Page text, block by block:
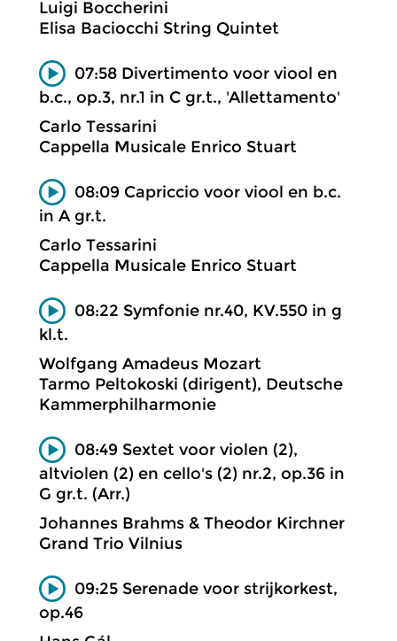
Luigi Boccherini
Elisa Baciocchi String Quintet
07:58 Divertimento voor viool en
b.c., op.3, nr.1 in C gr.t., 'Allettamento'
Carlo Tessarini
Cappella Musicale Enrico Stuart
08:09 Capriccio voor viool en b.c.
in A gr.t.
Carlo Tessarini
Cappella Musicale Enrico Stuart
08:22 Symfonie nr.40, KV.550 in g
kl.t.
Wolfgang Amadeus Mozart
Tarmo Peltokoski (dirigent), Deutsche
Kammerphilharmonie
08:49 Sextet voor violen (2),
altviolen (2) en cello's (2) nr.2, op.36 in
G gr.t. (Arr.)
Johannes Brahms & Theodor Kirchner
Grand Trio Vilnius
09:25 Serenade voor strijkorkest,
op.46